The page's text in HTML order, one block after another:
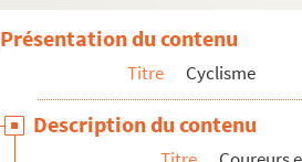
Sciandri, Maximilien
FSE-001343. Scodeller
Seigneur, Eddy
FSE-001345. Selds, Edouard
Présentation du contenu
Titre Cyclisme
Description du contenu